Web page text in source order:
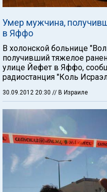
Умер мужчина,
в Яффо
В холонской больнице
получивший тяжелое
улице Йефет в Яффо,
радиостанция "Коль
30.09.2012 20:30 // В Израиле